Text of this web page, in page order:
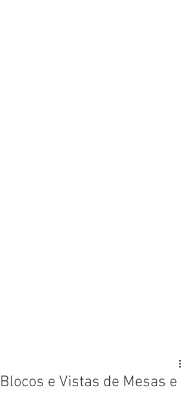
Blocos e Vistas de Mesas e